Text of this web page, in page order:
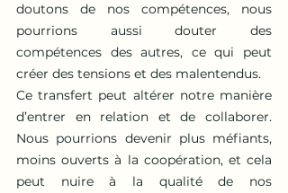
doutons de nos compétences, nous
pourrions aussi douter des
compétences des autres, ce qui peut
créer des tensions et des malentendus.
Ce transfert peut altérer notre manière
d’entrer en relation et de collaborer.
Nous pourrions devenir plus méfiants,
moins ouverts à la coopération, et cela
peut nuire à la qualité de nos